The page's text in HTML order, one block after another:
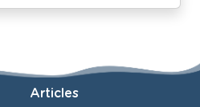
Articles